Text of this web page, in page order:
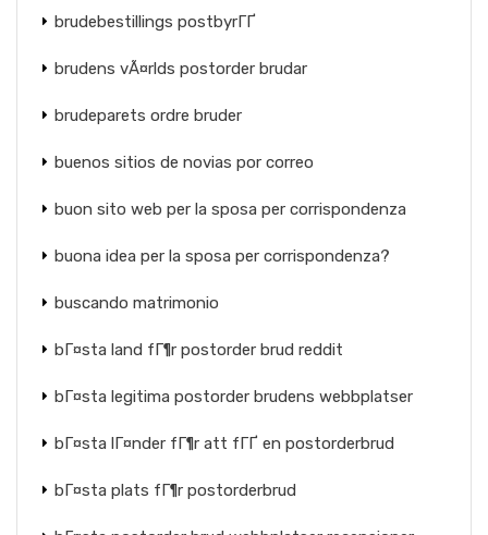
brudebestillings postbyrГҐ
brudens vÃ¤rlds postorder brudar
brudeparets ordre bruder
buenos sitios de novias por correo
buon sito web per la sposa per corrispondenza
buona idea per la sposa per corrispondenza?
buscando matrimonio
bГ¤sta land fГ¶r postorder brud reddit
bГ¤sta legitima postorder brudens webbplatser
bГ¤sta lГ¤nder fГ¶r att fГҐ en postorderbrud
bГ¤sta plats fГ¶r postorderbrud